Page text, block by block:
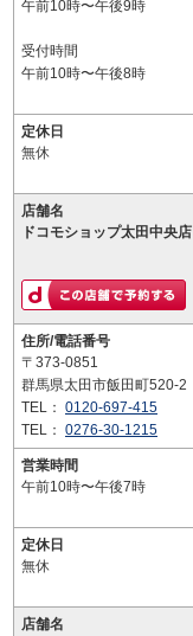
午前10時〜午後9時
受付時間
午前10時〜午後8時
定休日
無休
店舗名
ドコモショップ太田中央店
住所/電話番号
〒373-0851
群馬県太田市飯田町520-2
TEL： 0120-697-415
TEL： 0276-30-1215
営業時間
午前10時〜午後7時
定休日
無休
店舗名